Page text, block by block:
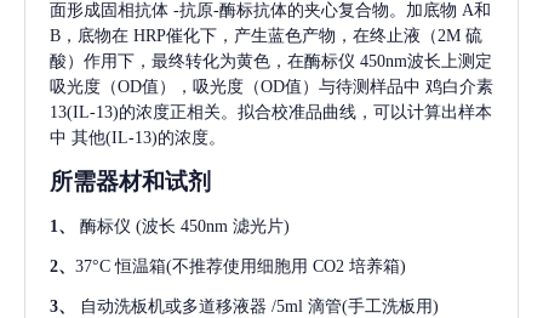
面形成固相抗体 -抗原-酶标抗体的夹心复合物。加底物 A和
B，底物在 HRP催化下，产生蓝色产物，在终止液（2M 硫
酸）作用下，最终转化为黄色，在酶标仪 450nm波长上测定
吸光度（OD值），吸光度（OD值）与待测样品中 鸡白介素
13(IL-13)的浓度正相关。拟合校准品曲线，可以计算出样本
中 其他(IL-13)的浓度。
所需器材和试剂
1、 酶标仪 (波长 450nm 滤光片)
2、 37°C 恒温箱(不推荐使用细胞用 CO2 培养箱)
3、 自动洗板机或多道移液器 /5ml 滴管(手工洗板用)